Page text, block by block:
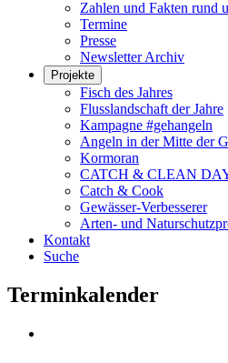
Zahlen und Fakten rund
Termine
Presse
Newsletter Archiv
Projekte
Fisch des Jahres
Flusslandschaft der Jahre
Kampagne #gehangeln
Angeln in der Mitte der
Kormoran
CATCH & CLEAN
Catch & Cook
Gewässer-Verbesserer
Arten- und
Kontakt
Suche
Terminkalender